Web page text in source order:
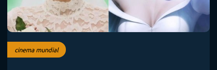
cinema mundial